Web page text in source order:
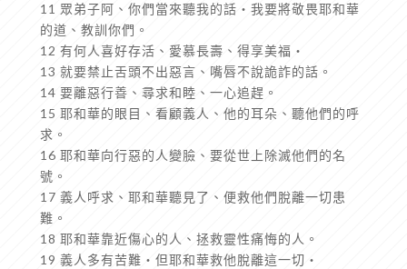
11 眾弟子阿、你們當來聽我的話‧我要將敬畏耶和華
的道、教訓你們。
12 有何人喜好存活、愛慕長壽、得享美福‧
13 就要禁止舌頭不出惡言、嘴唇不說詭詐的話。
14 要離惡行善、尋求和睦、一心追趕。
15 耶和華的眼目、看顧義人、他的耳朵、聽他們的呼
求。
16 耶和華向行惡的人變臉、要從世上除滅他們的名
號。
17 義人呼求、耶和華聽見了、便救他們脫離一切患
難。
18 耶和華靠近傷心的人、拯救靈性痛悔的人。
19 義人多有苦難‧但耶和華救他脫離這一切‧